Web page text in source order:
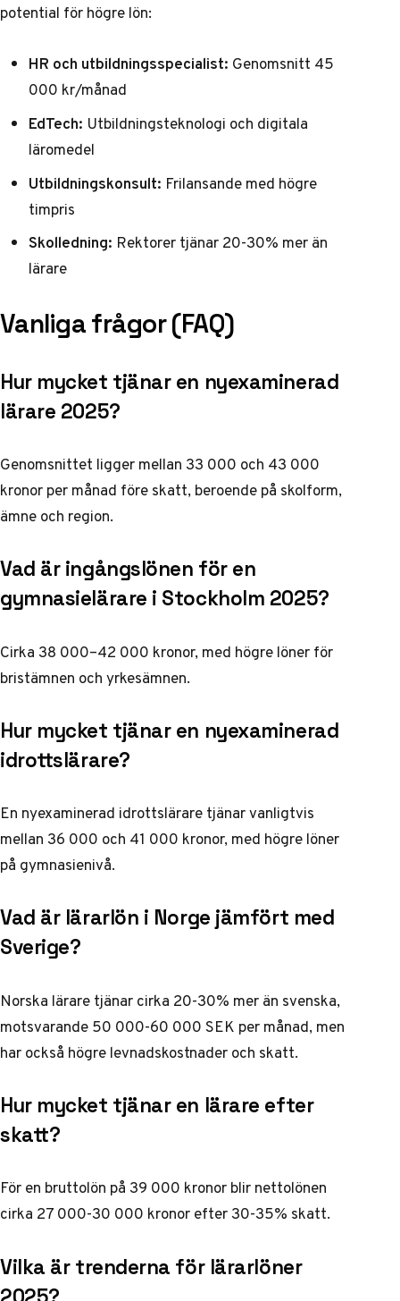
potential för högre lön:
HR och utbildningsspecialist: Genomsnitt 45
000 kr/månad
EdTech: Utbildningsteknologi och digitala
läromedel
Utbildningskonsult: Frilansande med högre
timpris
Skolledning: Rektorer tjänar 20-30% mer än
lärare
Vanliga frågor (FAQ)
Hur mycket tjänar en nyexaminerad
lärare 2025?
Genomsnittet ligger mellan 33 000 och 43 000
kronor per månad före skatt, beroende på skolform,
ämne och region.
Vad är ingångslönen för en
gymnasielärare i Stockholm 2025?
Cirka 38 000–42 000 kronor, med högre löner för
bristämnen och yrkesämnen.
Hur mycket tjänar en nyexaminerad
idrottslärare?
En nyexaminerad idrottslärare tjänar vanligtvis
mellan 36 000 och 41 000 kronor, med högre löner
på gymnasienivå.
Vad är lärarlön i Norge jämfört med
Sverige?
Norska lärare tjänar cirka 20-30% mer än svenska,
motsvarande 50 000-60 000 SEK per månad, men
har också högre levnadskostnader och skatt.
Hur mycket tjänar en lärare efter
skatt?
För en bruttolön på 39 000 kronor blir nettolönen
cirka 27 000-30 000 kronor efter 30-35% skatt.
Vilka är trenderna för lärarlöner